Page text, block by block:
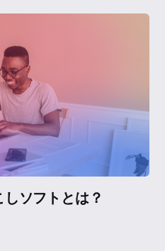
ソフトとは？